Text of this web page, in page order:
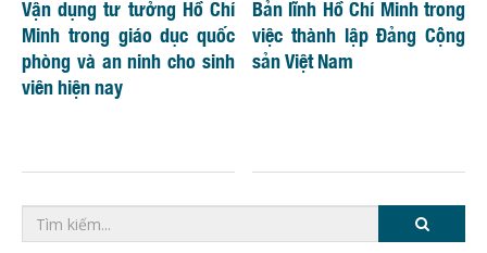
Vận dụng tư tưởng Hồ Chí
Minh trong giáo dục quốc
phòng và an ninh cho sinh
viên hiện nay
Bản lĩnh Hồ Chí Minh trong
việc thành lập Đảng Cộng
sản Việt Nam